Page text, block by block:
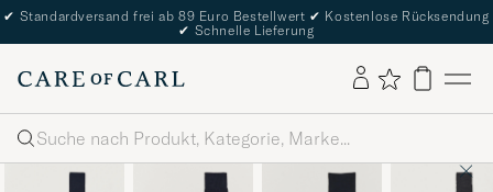
✔ Standardversand frei ab 89 Euro Bestellwert ✔ Kostenlose Rücksendung
✔ Schnelle Lieferung
Suche